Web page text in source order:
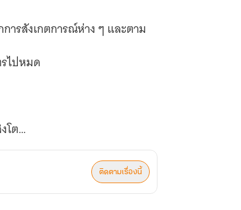
ารสังเกตการณ์ห่าง ๆ และตาม
ไปหมด
โต
ติดตามเรื่องนี้